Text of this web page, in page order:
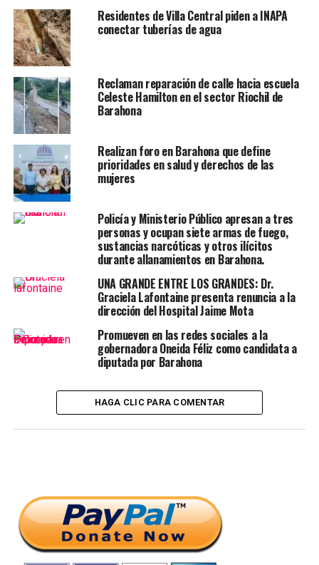
Residentes de Villa Central piden a INAPA
conectar tuberías de agua
Reclaman reparación de calle hacia escuela
Celeste Hamilton en el sector Riochil de
Barahona
Realizan foro en Barahona que define
prioridades en salud y derechos de las
mujeres
Policía y Ministerio Público apresan a tres
personas y ocupan siete armas de fuego,
sustancias narcóticas y otros ilícitos
durante allanamientos en Barahona.
UNA GRANDE ENTRE LOS GRANDES: Dr.
Graciela Lafontaine presenta renuncia a la
dirección del Hospital Jaime Mota
Promueven en las redes sociales a la
gobernadora Oneida Féliz como candidata a
diputada por Barahona
HAGA CLIC PARA COMENTAR